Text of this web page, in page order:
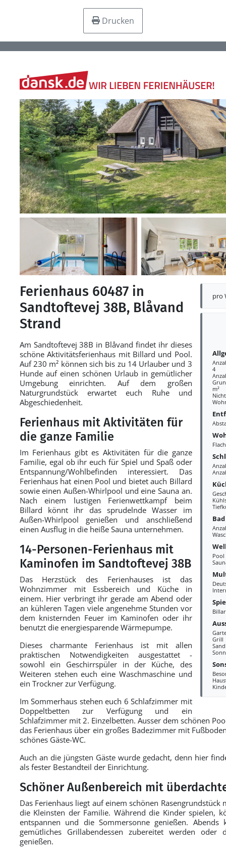
Drucken
pro
4
m²
Bad
Pool
Grill
Ferienhaus 60487 in
Sandtoftevej 38B, Blåvand
Strand
Am Sandtoftevej 38B in Blåvand findet ihr dieses
schöne Aktivitätsferienhaus mit Billard und Pool.
Auf 230 m² können sich bis zu 14 Urlauber und 3
Hunde auf einen schönen Urlaub in gemütlicher
Umgebung einrichten. Auf dem großen
Naturgrundstück erwartet euch Ruhe und
Abgeschiedenheit.
Ferienhaus mit Aktivitäten für
die ganze Familie
Im Ferienhaus gibt es Aktivitäten für die ganze
Familie, egal ob ihr euch für Spiel und Spaß oder
Entspannung/Wohlbefinden interessiert. Das
Ferienhaus hat einen Pool und bietet auch Billard
sowie einen Außen-Whirlpool und eine Sauna an.
Nach einem lustigen Ferienwettkampf beim
Billard könnt ihr das sprudelnde Wasser im
Außen-Whirlpool genießen und anschließend
einen Ausflug in die heiße Sauna unternehmen.
14-Personen-Ferienhaus mit
Kaminofen im Sandtoftevej 38B
Das Herzstück des Ferienhauses ist das
Wohnzimmer mit Essbereich und Küche in
einem. Hier verbringt ihr gerade am Abend oder
an kühleren Tagen viele angenehme Stunden vor
dem knisternden Feuer im Kaminofen oder ihr
benutzt die energiesparende Wärmepumpe.
Dieses charmante Ferienhaus ist mit allen
praktischen Notwendigkeiten ausgestattet -
sowohl ein Geschirrspüler in der Küche, des
Weiteren stehen euch eine Waschmaschine und
ein Trockner zur Verfügung.
Im Sommerhaus stehen euch 6 Schlafzimmer mit
Doppeltbetten zur Verfügung und ein
Schlafzimmer mit 2. Einzelbetten. Ausser dem schönen
das Ferienhaus über ein großes Badezimmer mit
schönes Gäste-WC.
Auch an die jüngsten Gäste wurde gedacht, denn hier
als fester Bestandteil der Einrichtung.
Schöner Außenbereich mit
Das Ferienhaus liegt auf einem schönen
die Kleinsten der Familie. Während die Kinder spielen,
entspannen und die Sommersonne genießen.
gemütliches Grillabendessen zubereitet werden oder
genießen.